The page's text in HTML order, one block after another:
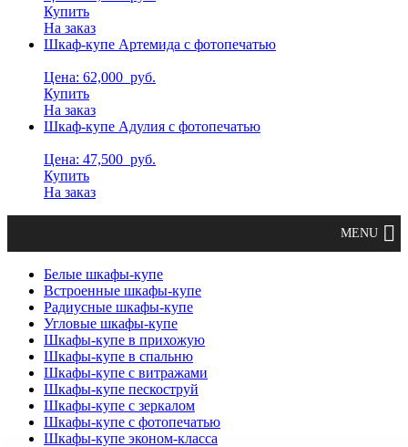
Купить
На заказ
Шкаф-купе Артемида с фотопечатью
Цена: 62,000 руб.
Купить
На заказ
Шкаф-купе Адулия с фотопечатью
Цена: 47,500 руб.
Купить
На заказ
Белые шкафы-купе
Встроенные шкафы-купе
Радиусные шкафы-купе
Угловые шкафы-купе
Шкафы-купе в прихожую
Шкафы-купе в спальню
Шкафы-купе с витражами
Шкафы-купе пескоструй
Шкафы-купе с зеркалом
Шкафы-купе с фотопечатью
Шкафы-купе эконом-класса